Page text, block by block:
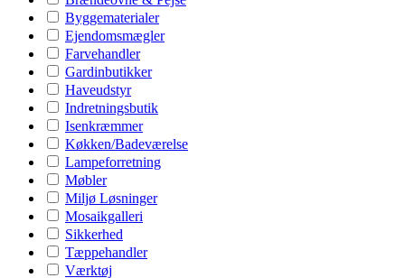
Byggematerialer
Ejendomsmægler
Farvehandler
Gardinbutikker
Haveudstyr
Indretningsbutik
Isenkræmmer
Køkken/Badeværelse
Lampeforretning
Møbler
Miljø Løsninger
Mosaikgalleri
Sikkerhed
Tæppehandler
Værktøj